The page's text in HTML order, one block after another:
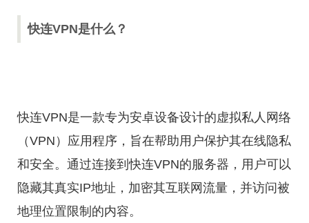
快连VPN是什么？
快连VPN是一款专为安卓设备设计的虚拟私人网络
（VPN）应用程序，旨在帮助用户保护其在线隐私
和安全。通过连接到快连VPN的服务器，用户可以
隐藏其真实IP地址，加密其互联网流量，并访问被
地理位置限制的内容。